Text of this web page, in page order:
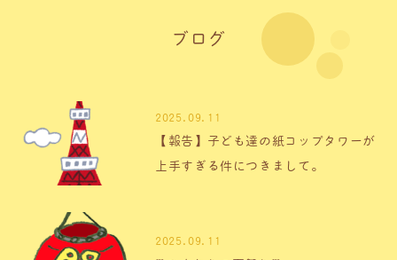
ブログ
2025.09.11
【報告】子ども達の紙コップタワーが
上手すぎる件につきまして。
2025.09.11